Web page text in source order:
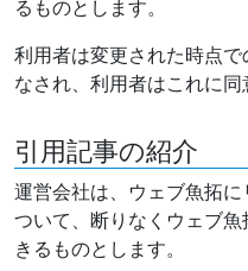
るものとします。
利用者は変更された時点
なされ、利用者はこれに同
引用記事の紹介
運営会社は、ウェブ魚拓
ついて、断りなくウェブ
きるものとします。